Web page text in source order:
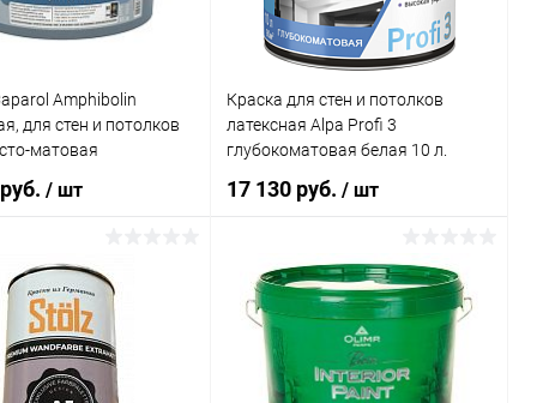
и внутренних
Цвет
Белый
Элемент каталога:
Краска Olsta Ceiling
акриловая, для потолков
Amphibolin
для стен и потолков
матовая
/ шт
В корзину
в 1 клик Сравнение
В наличии
Краска для стен и потолков
латексная Alpa Profi 3
глубокоматовая белая 10 л.
17 130 руб./ шт
В корзину
Купить в 1 клик Сравнение
В избранное В наличии